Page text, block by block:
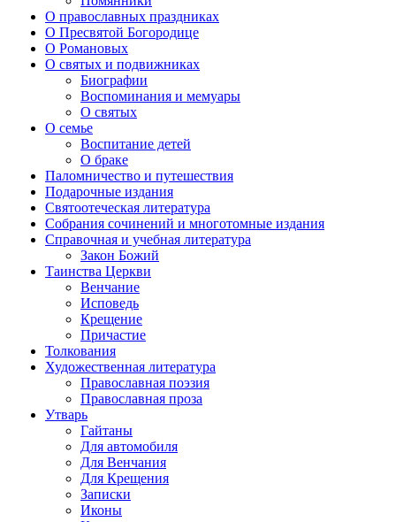
О православных праздниках
О Пресвятой Богородице
О Романовых
О святых и подвижниках
Биографии
Воспоминания и мемуары
О святых
О семье
Воспитание детей
О браке
Паломничество и путешествия
Подарочные издания
Святоотеческая литература
Собрания сочинений и многотомные издания
Справочная и учебная литература
Закон Божий
Таинства Церкви
Венчание
Исповедь
Крещение
Причастие
Толкования
Художественная литература
Православная поэзия
Православная проза
Утварь
Гайтаны
Для автомобиля
Для Венчания
Для Крещения
Записки
Иконы